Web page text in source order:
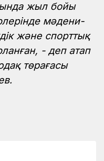
жыл бойы
мәдени-
және спорттық
- деп атап
төрағасы